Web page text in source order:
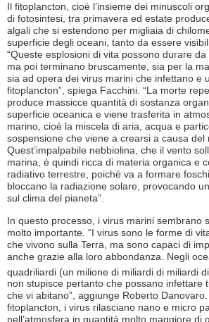
Il fitoplancton, cioè l’insieme dei minuscoli
di fotosintesi, tra primavera ed estate
algali che si estendono per migliaia di
superficie degli oceani, tanto da essere
“Queste esplosioni di vita possono durare da
ma poi terminano bruscamente, sia per la
sia ad opera dei virus marini che infettano e
fitoplancton”, spiega Facchini. “La morte
produce massicce quantità di sostanza
superficie oceanica e viene trasferita in
marino, cioè la miscela di aria, acqua e
sospensione che viene a crearsi a causa del
Quest’impalpabile nebbiolina, che il vento
marina, è quindi ricca di materia organica e
radiativo terrestre, poiché va a formare
bloccano la radiazione solare, provocando
sul clima del pianeta”.
In questo processo, i virus marini sembrano
molto importante. “I virus sono le forme di
che vivono sulla Terra, ma sono capaci di
anche grazie alla loro abbondanza. Negli
quadriliardi (un milione di miliardi di miliardi
non stupisce pertanto che possano infettare
che vi abitano”, aggiunge Roberto
fitoplancton, i virus rilasciano nano e micro
nell’atmosfera in quantità molto maggiore di